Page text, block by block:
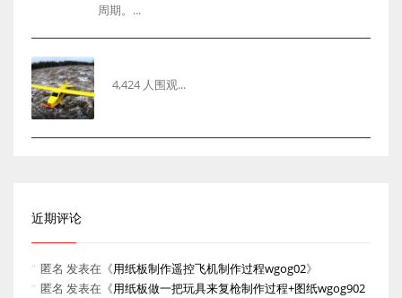
周期。...
4,424 人围观...
近期评论
匿名 发表在《用纸板制作遥控飞机制作过程wgog02》
匿名 发表在《用纸板做一把玩具来复枪制作过程+图纸wgog902